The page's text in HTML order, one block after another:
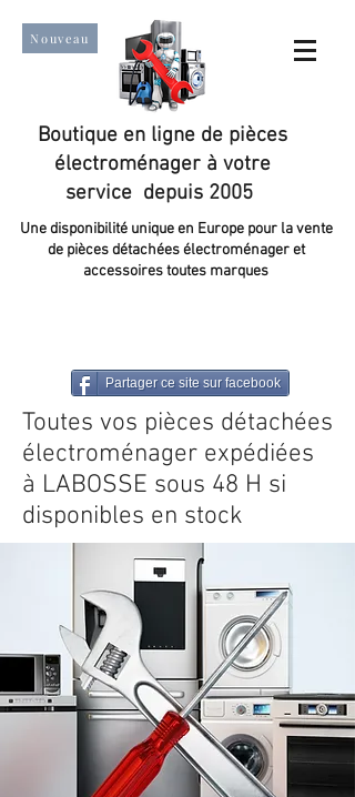
Nouveau
Boutique en ligne de pièces
électroménager à votre
service depuis 2005
Une disponibilité unique en Europe pour la vente
de pièces détachées électroménager et
accessoires toutes marques
Partager ce site sur facebook
Toutes vos pièces détachées
électroménager expédiées
à LABOSSE sous 48 H si
disponibles en stock